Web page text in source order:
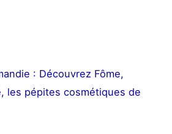
: Découvrez Fôme,
les pépites cosmétiques de